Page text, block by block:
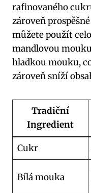
rafinovaného
zároveň
můžete použít
mandlovou
hladkou mouku,
zároveň sníží
Tradiční
Ingredient
Cukr
Bílá mouka